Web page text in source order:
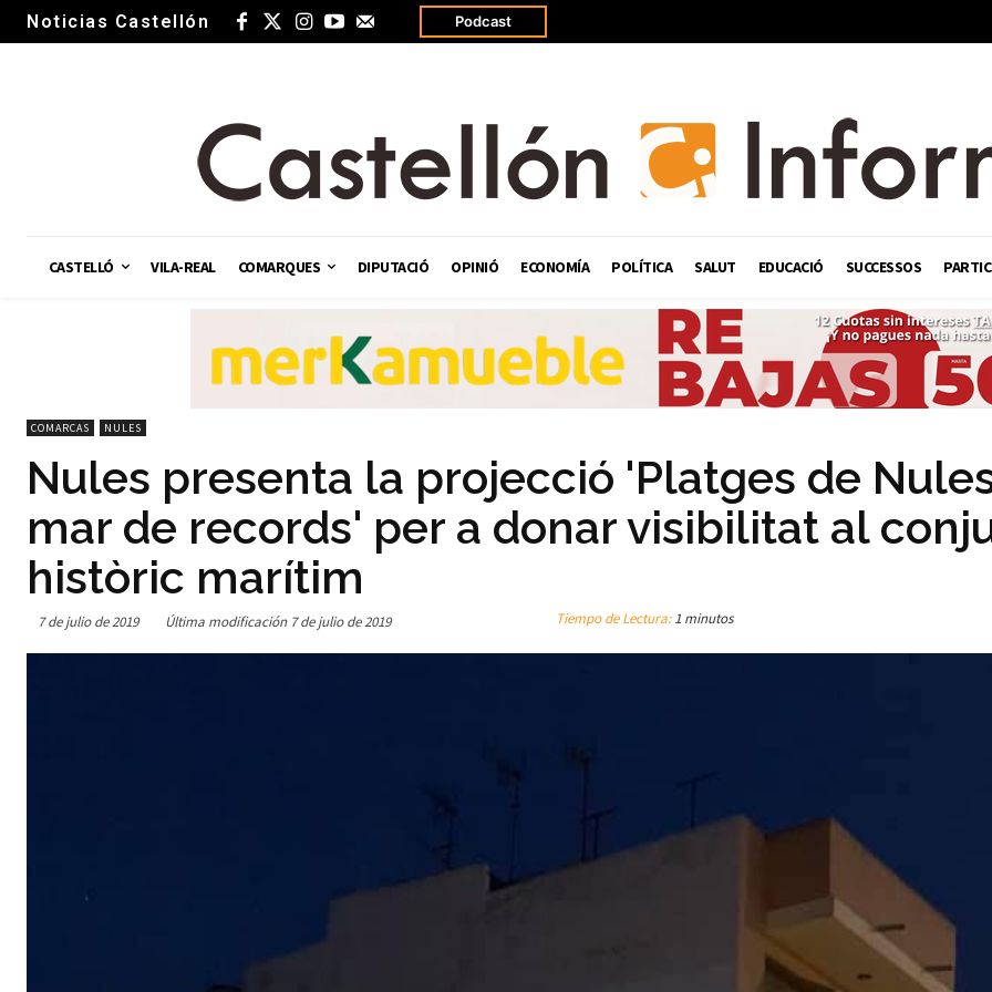
Noticias Castellón Podcast
CASTELLÓ VILA-REAL COMARQUES DIPUTACIÓ OPINIÓ ECONOMÍA POLÍTICA SALUT EDUCACIÓ SUCCESSOS
COMARCAS NULES
Nules presenta la projecció 'Platges de
mar de records' per a donar visibilitat al
històric marítim
7 de julio de 2019 Última modificación 7 de julio de 2019 Tiempo de Lectura:1 minutos